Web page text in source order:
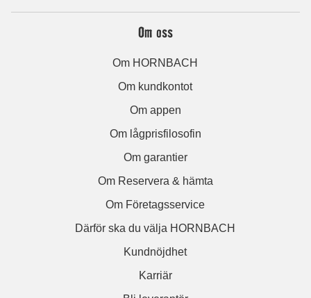
Om oss
Om HORNBACH
Om kundkontot
Om appen
Om lågprisfilosofin
Om garantier
Om Reservera & hämta
Om Företagsservice
Därför ska du välja HORNBACH
Kundnöjdhet
Karriär